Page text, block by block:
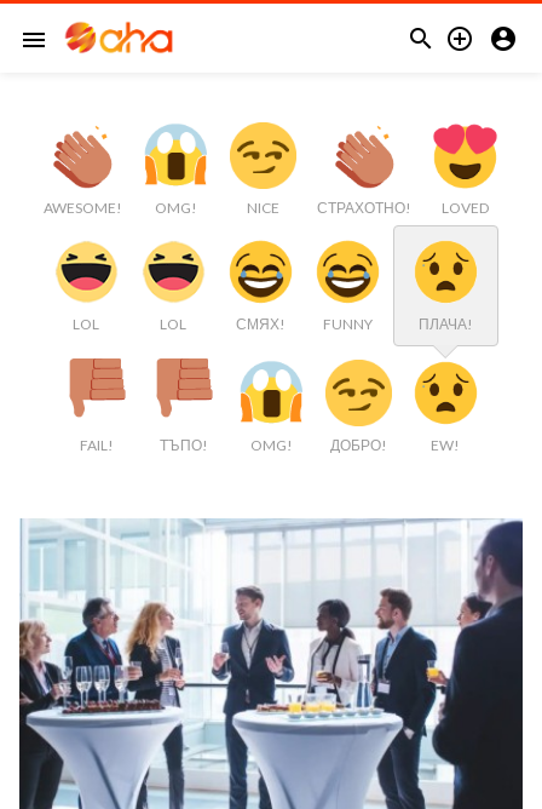
menu   
AWESOME! OMG! NICE СТРАХОТНО! LOVED
LOL LOL СМЯХ! FUNNY ПЛАЧА!
FAIL! ТЪПО! OMG! ДОБРО! EW!